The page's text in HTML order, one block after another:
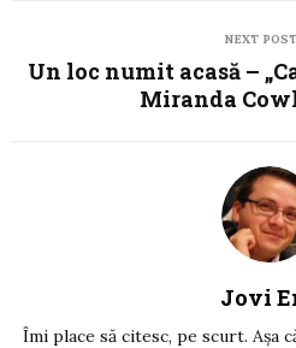
NEXT POST
Un loc numit acasă –
Miranda
Jovi
Îmi place să citesc, pe scurt. Așa